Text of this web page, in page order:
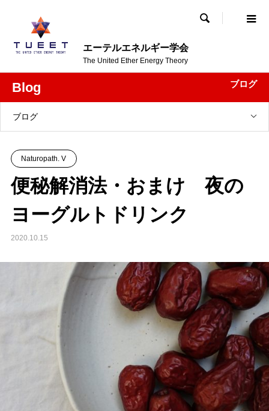
エーテルエネルギー学会
The United Ether Energy Theory

Blog ブログ
ブログ
Naturopath. V
便秘解消法・おまけ 夜の
ヨーグルトドリンク
2020.10.15